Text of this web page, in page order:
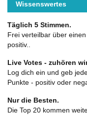
Wissenswertes
Täglich 5 Stimmen.
Frei verteilbar über
positiv..
Live Votes - zuhören
Log dich ein und geb
Punkte - positiv oder
Nur die Besten.
Die Top 20 kommen